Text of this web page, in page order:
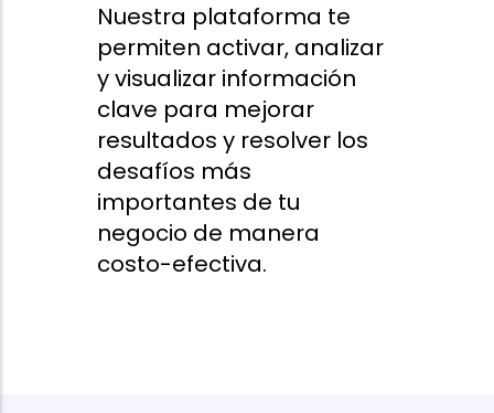
Nuestra plataforma te
permiten activar, analizar
y visualizar información
clave para mejorar
resultados y resolver los
desafíos más
importantes de tu
negocio de manera
costo-efectiva.